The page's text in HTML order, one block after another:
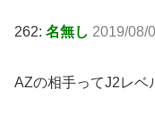
262: 名無し 2019/08/
AZの相手ってJ2レベ